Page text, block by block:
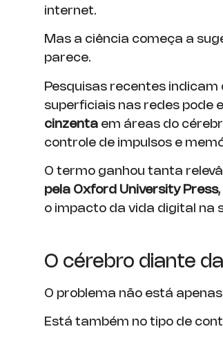
internet.
Mas a ciência começa a
parece.
Pesquisas recentes indicam
superficiais nas redes pode
cinzenta em áreas do
controle de impulsos e
O termo ganhou tanta
pela Oxford University Press
o impacto da vida digital na
O cérebro diante
O problema não está
Está também no tipo de